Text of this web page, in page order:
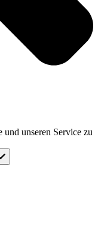
unseren Service zu